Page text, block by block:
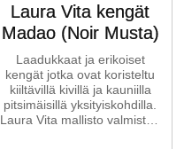
Laura Vita kengät
Madao (Noir Musta)
Laadukkaat ja erikoiset
kengät jotka ovat koristeltu
kiiltävillä kivillä ja kauniilla
pitsimäisillä yksityiskohdilla.
Laura Vita mallisto valmistaa